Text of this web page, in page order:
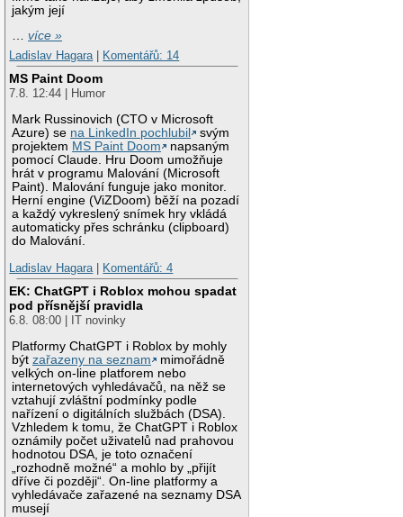
jakým její
…více »
Ladislav Hagara
Komentářů: 14
MS Paint Doom
7.8. 12:44 | Humor
Mark Russinovich (CTO v Microsoft
Azure) se na LinkedIn pochlubil
svým
projektem MS Paint Doom
napsaným
pomocí Claude. Hru Doom umožňuje
hrát v programu Malování (Microsoft
Paint). Malování funguje jako monitor.
Herní engine (ViZDoom) běží na pozadí
a každý vykreslený snímek hry vkládá
automaticky přes schránku (clipboard)
do Malování.
Ladislav Hagara | Komentářů: 4
EK: ChatGPT i Roblox mohou spadat
pod přísnější pravidla
6.8. 08:00 | IT novinky
Platformy ChatGPT i Roblox by mohly
býtzařazeny na seznam
mimořádně
velkých on-line platforem nebo
internetových vyhledávačů, na něž se
vztahují zvláštní podmínky podle
nařízení o digitálních službách (DSA).
Vzhledem k tomu, že ChatGPT i Roblox
oznámily počet uživatelů nad prahovou
hodnotou DSA, je toto označení
„rozhodně možné“ a mohlo by „přijít
dříve či později“. On-line platformy a
vyhledávače zařazené na seznamy DSA
musejí